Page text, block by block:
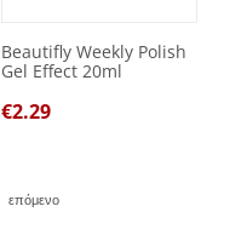
Beautifly Weekly Polish
Gel Effect 20ml
€2.29
επόμενο